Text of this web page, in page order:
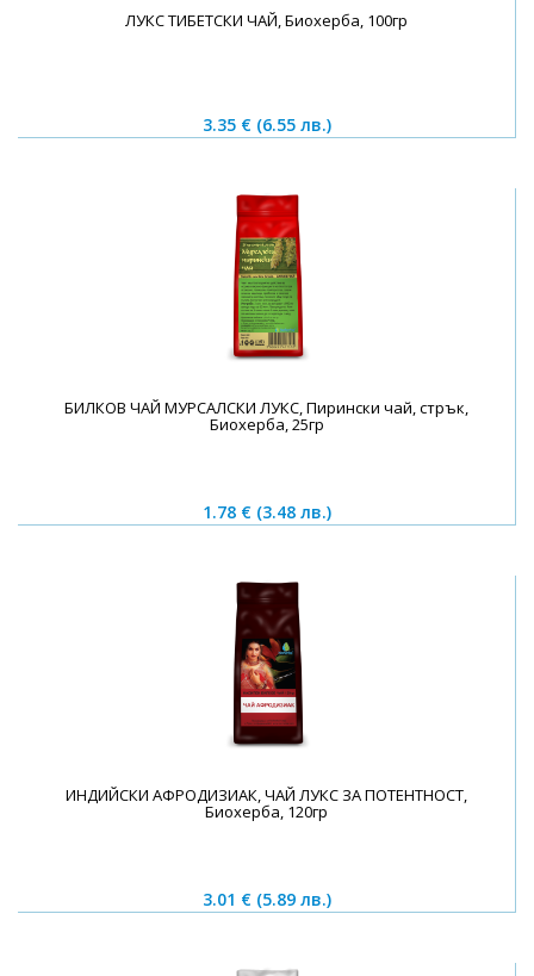
ЛУКС ТИБЕТСКИ ЧАЙ, Биохерба, 100гр
3.35 € (6.55 лв.)
БИЛКОВ ЧАЙ МУРСАЛСКИ ЛУКС, Пирински чай, стрък,
Биохерба, 25гр
1.78 € (3.48 лв.)
ИНДИЙСКИ АФРОДИЗИАК, ЧАЙ ЛУКС ЗА ПОТЕНТНОСТ,
Биохерба, 120гр
3.01 € (5.89 лв.)